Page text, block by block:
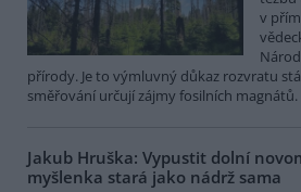
v
přírody. Je to výmluvný důkaz rozvratu
směřování určují zájmy fosilních magnátů.
Jakub Hruška: Vypustit dolní
myšlenka stará jako nádrž sama